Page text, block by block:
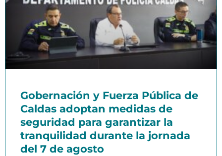
Gobernación y Fuerza Pública de
Caldas adoptan medidas de
seguridad para garantizar la
tranquilidad durante la jornada
del 7 de agosto